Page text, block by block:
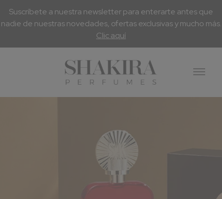
Suscríbete a nuestra newsletter para enterarte antes que
nadie de nuestras novedades, ofertas exclusivas y mucho más.
Clic aquí